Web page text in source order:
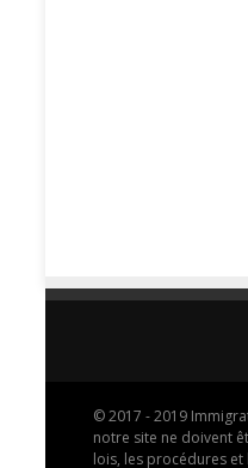
© 2017 - 2019
notre site ne doivent
lois, les procédures